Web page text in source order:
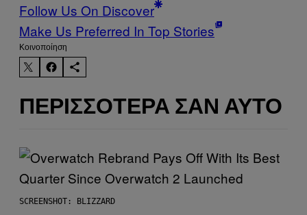
Follow Us On Discover
Make Us Preferred In Top Stories
Kοινοποίηση
ΠΕΡΙΣΣΌΤΕΡΑ ΣΑΝ ΑΥΤΌ
SCREENSHOT: BLIZZARD